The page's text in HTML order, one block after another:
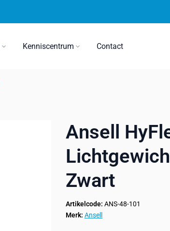
Kenniscentrum Contact
Ansell
Zwart
Artikelcode: ANS-48-101
Merk: Ansell